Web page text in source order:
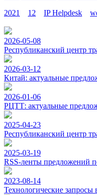
2021 12 IP Helpdesk
2026-05-08
Республиканский центр
2026-03-12
Китай: актуальные
2026-01-06
РЦТТ: актуальные
2025-04-23
Республиканский центр
2025-03-19
RSS-ленты предложений
2023-08-14
Технологические